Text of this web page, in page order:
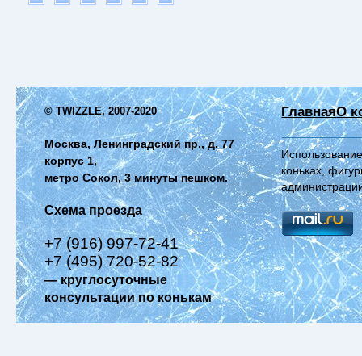
© TWIZZLE, 2007-2020
Москва, Ленинградский пр., д. 77
корпус 1,
метро Сокол, 3 минуты пешком.
Схема проезда
+7 (916) 997-72-41
+7 (495) 720-52-82
— круглосуточные
консультации по конькам
ГлавнаяО
коньках,